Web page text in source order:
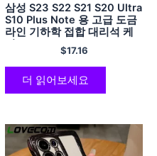
삼성 S23 S22 S21 S20 Ultra
S10 Plus Note 용 고급 도금
라인 기하학 접합 대리석 케
이스 20 A72 A52 A32 소프
트 뒷면 커버$17.16
더 읽어보세요